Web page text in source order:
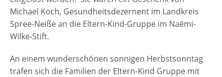
Michael Koch, Gesundheitsdezernent im Landkreis
Spree-Neiße an die Eltern-Kind-Gruppe im Naëmi-
Wilke-Stift.
An einem wunderschönen sonnigen Herbstsonntag
trafen sich die Familien der Eltern-Kind Gruppe mit